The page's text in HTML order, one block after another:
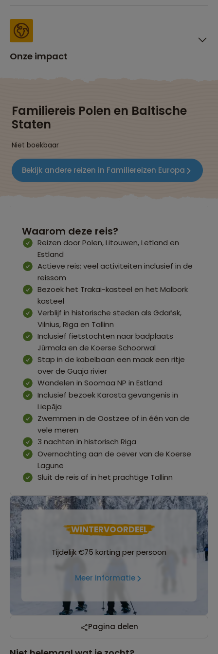
Onze impact
Familiereis Polen en Baltische
Staten
Niet boekbaar
Bekijk andere reizen in Familiereizen Europa
Waarom deze reis?
Reizen door Polen, Litouwen, Letland en
Estland
Actieve reis; veel activiteiten inclusief in de
reissom
Bezoek het Trakai-kasteel en het Malbork
kasteel
Verblijf in historische steden als Gdańsk,
Vilnius, Riga en Tallinn
Inclusief fietstochten naar badplaats
Jūrmala en de Koerse Schoorwal
Stap in de kabelbaan een maak een ritje
over de Guaja rivier
Wandelen in Soomaa NP in Estland
Inclusief bezoek Karosta gevangenis in
Liepāja
Zwemmen in de Oostzee of in één van de
vele meren
3 nachten in historisch Riga
Overnachting aan de oever van de Koerse
Lagune
Sluit de reis af in het prachtige Tallinn
WINTERVOORDEEL
Tijdelijk €75 korting per persoon
Meer informatie
Pagina delen